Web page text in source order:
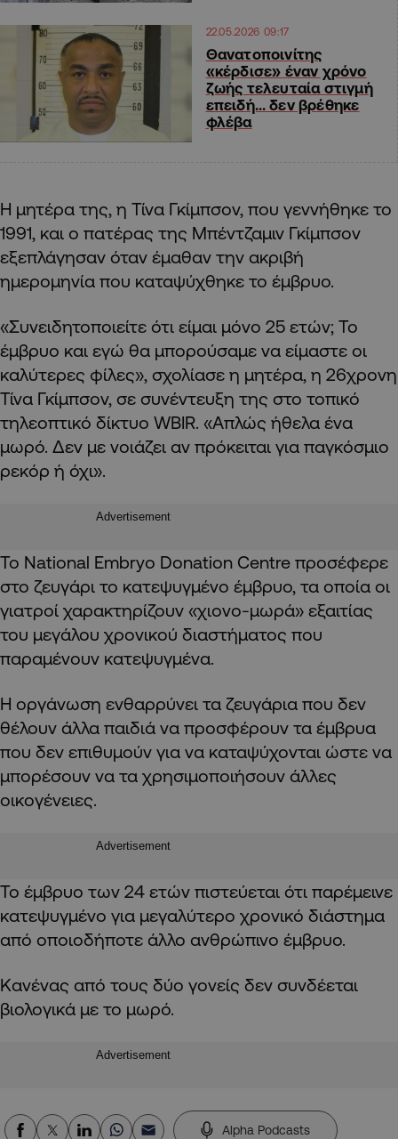
22.05.2026 09:17
Θανατοποινίτης
«κέρδισε» έναν χρόνο
ζωής τελευταία στιγμή
επειδή… δεν βρέθηκε
φλέβα
Η μητέρα της, η Τίνα Γκίμπσον, που γεννήθηκε το
1991, και ο πατέρας της Μπέντζαμιν Γκίμπσον
εξεπλάγησαν όταν έμαθαν την ακριβή
ημερομηνία που καταψύχθηκε το έμβρυο.
«Συνειδητοποιείτε ότι είμαι μόνο 25 ετών; Το
έμβρυο και εγώ θα μπορούσαμε να είμαστε οι
καλύτερες φίλες», σχολίασε η μητέρα, η 26χρονη
Τίνα Γκίμπσον, σε συνέντευξη της στο τοπικό
τηλεοπτικό δίκτυο WBIR. «Απλώς ήθελα ένα
μωρό. Δεν με νοιάζει αν πρόκειται για παγκόσμιο
ρεκόρ ή όχι».
Advertisement
Το National Embryo Donation Centre προσέφερε
στο ζευγάρι το κατεψυγμένο έμβρυο, τα οποία οι
γιατροί χαρακτηρίζουν «χιονο-μωρά» εξαιτίας
του μεγάλου χρονικού διαστήματος που
παραμένουν κατεψυγμένα.
Η οργάνωση ενθαρρύνει τα ζευγάρια που δεν
θέλουν άλλα παιδιά να προσφέρουν τα έμβρυα
που δεν επιθυμούν για να καταψύχονται ώστε να
μπορέσουν να τα χρησιμοποιήσουν άλλες
οικογένειες.
Advertisement
Το έμβρυο των 24 ετών πιστεύεται ότι παρέμεινε
κατεψυγμένο για μεγαλύτερο χρονικό διάστημα
από οποιοδήποτε άλλο ανθρώπινο έμβρυο.
Κανένας από τους δύο γονείς δεν συνδέεται
βιολογικά με το μωρό.
Advertisement
Alpha Podcasts